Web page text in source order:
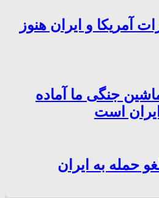
آمریکا و ایران هنوز
جنگی ما آماده
است
حمله به ایران